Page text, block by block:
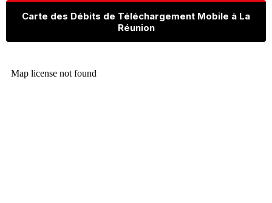
Carte des Débits de Téléchargement Mobile à La
Réunion